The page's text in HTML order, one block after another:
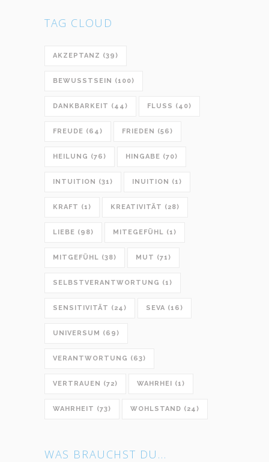
TAG CLOUD
AKZEPTANZ (39)
BEWUSSTSEIN (100)
DANKBARKEIT (44) FLUSS (40)
FREUDE (64) FRIEDEN (56)
HEILUNG (76) HINGABE (70)
INTUITION (31) INUITION (1)
KRAFT (1) KREATIVITÄT (28)
LIEBE (98) MITEGEFÜHL (1)
MITGEFÜHL (38) MUT (71)
SELBSTVERANTWORTUNG (1)
SENSITIVITÄT (24) SEVA (16)
UNIVERSUM (69)
VERANTWORTUNG (63)
VERTRAUEN (72) WAHRHEI (1)
WAHRHEIT (73) WOHLSTAND (24)
WAS BRAUCHST DU…